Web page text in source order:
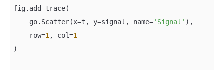
fig.add_trace(
    go.Scatter(x=t, y=signal, name=
'Signal' ),
    row=
1 , col=1
)